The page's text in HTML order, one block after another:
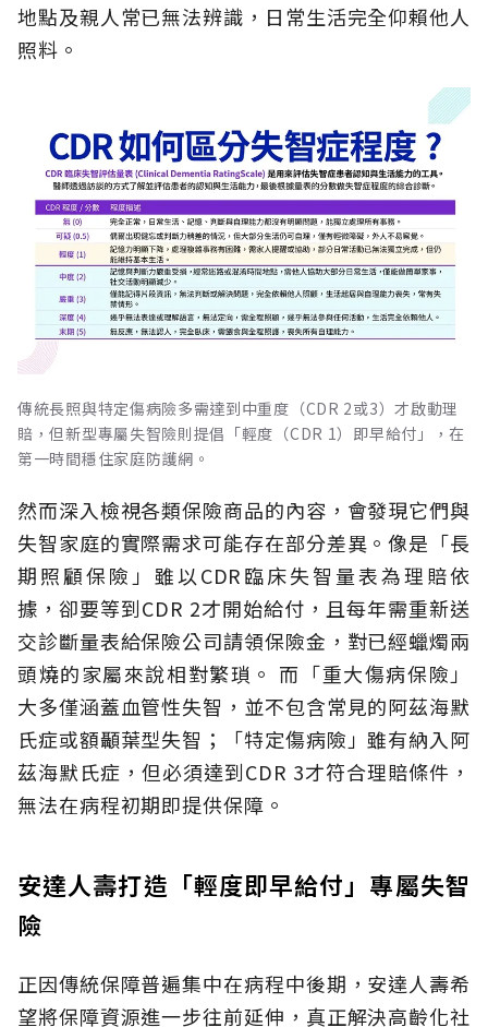
地點及親人常已無法辨識，日常生活完全仰賴他人
照料。
傳統長照與特定傷病險多需達到中重度（CDR 2或3）才啟動理
賠，但新型專屬失智險則提倡「輕度（CDR 1）即早給付」，在
第一時間穩住家庭防護網。
然而深入檢視各類保險商品的內容，會發現它們與
失智家庭的實際需求可能存在部分差異。像是「長
期照顧保險」雖以CDR臨床失智量表為理賠依
據，卻要等到CDR 2才開始給付，且每年需重新送
交診斷量表給保險公司請領保險金，對已經蠟燭兩
頭燒的家屬來說相對繁瑣。 而「重大傷病保險」
大多僅涵蓋血管性失智，並不包含常見的阿茲海默
氏症或額顳葉型失智；「特定傷病險」雖有納入阿
茲海默氏症，但必須達到CDR 3才符合理賠條件，
無法在病程初期即提供保障。
安達人壽打造「輕度即早給付」專屬失智
險
正因傳統保障普遍集中在病程中後期，安達人壽希
望將保障資源進一步往前延伸，真正解決高齡化社